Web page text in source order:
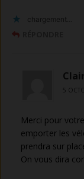
chargement…
5
Merci pour
emporter les
prendra sur
On vous dira